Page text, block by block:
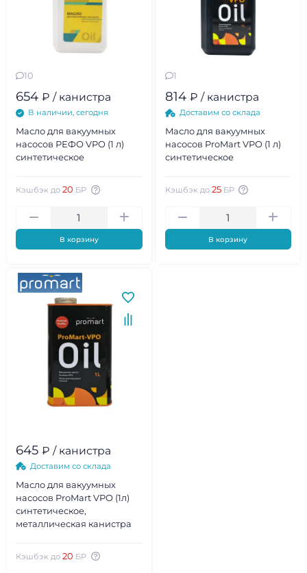
10
654 ₽ / канистра
В наличии, сегодня
Масло для вакуумных
насосов РЕФО VPO (1 л)
синтетическое
Кэшбэк до 20 БР
В корзину
1
814 ₽ / канистра
Доставим со склада
Масло для вакуумных
насосов ProMart VPO (1 л)
синтетическое
Кэшбэк до 25 БР
В корзину
645 ₽ / канистра
Доставим со склада
Масло для вакуумных
насосов ProMart VPO (1л)
синтетическое,
металлическая канистра
Кэшбэк до 20 БР